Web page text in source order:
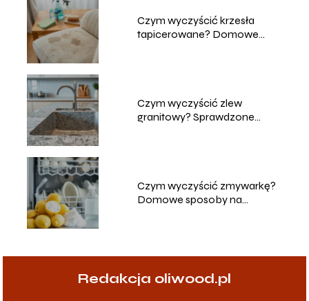
Czym wyczyścić krzesła
tapicerowane? Domowe
Czym wyczyścić zlew
granitowy? Sprawdzone
Czym wyczyścić zmywarkę?
Domowe sposoby na
Redakcja oliwood.pl